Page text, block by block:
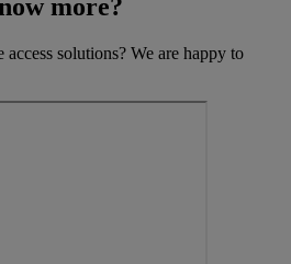
more?
solutions? We are happy to